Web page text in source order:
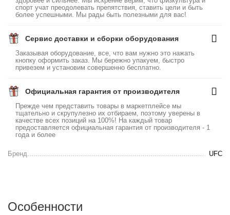
спорт учат преодолевать препятствия, ставить цели и быть
более успешными. Мы рады быть полезными для вас!
Сервис доставки и сборки оборудования
Заказывая оборудование, все, что вам нужно это нажать
кнопку оформить заказ. Мы бережно упакуем, быстро
привезем и установим совершенно бесплатно.
Официальная гарантия от производителя
Прежде чем представить товары в маркетплейсе мы
тщательно и скрупулезно их отбираем, поэтому уверены в
качестве всех позиций на 100%! На каждый товар
предоставляется официальная гарантия от производителя - 1
года и более
Бренд UFC
Особенности